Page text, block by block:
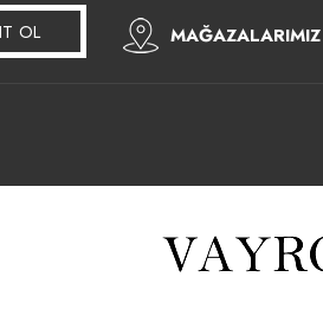
OL MAĞAZALARIMIZ